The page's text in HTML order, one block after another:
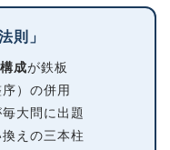
則」
成が鉄板
）の併用
大問に出題
えの三本柱